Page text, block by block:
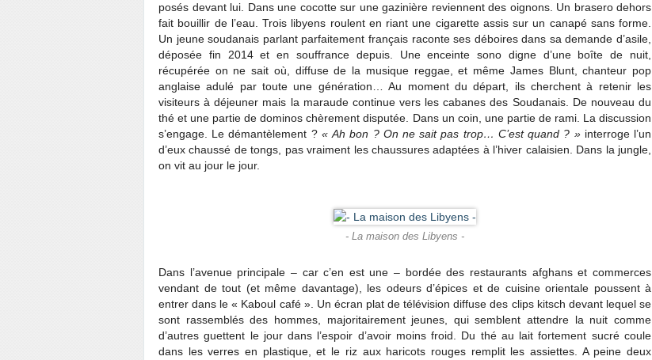
posés devant lui. Dans une cocotte sur une gazinière reviennent des oignons. Un brasero dehors
fait bouillir de l’eau. Trois libyens roulent en riant une cigarette assis sur un canapé sans forme.
Un jeune soudanais parlant parfaitement français raconte ses déboires dans sa demande d’asile,
déposée fin 2014 et en souffrance depuis. Une enceinte sono digne d’une boîte de nuit,
récupérée on ne sait où, diffuse de la musique reggae, et même James Blunt, chanteur pop
anglaise adulé par toute une génération… Au moment du départ, ils cherchent à retenir les
visiteurs à déjeuner mais la maraude continue vers les cabanes des Soudanais. De nouveau du
thé et une partie de dominos chèrement disputée. Dans un coin, une partie de rami. La discussion
s’engage. Le démantèlement ? « Ah bon ? On ne sait pas trop… C’est quand ? »interroge l’un
d’eux chaussé de tongs, pas vraiment les chaussures adaptées à l’hiver calaisien. Dans la jungle,
on vit au jour le jour.
- La maison des Libyens -
Dans l’avenue principale – car c’en est une – bordée des restaurants afghans et commerces
vendant de tout (et même davantage), les odeurs d’épices et de cuisine orientale poussent à
entrer dans le « Kaboul café ». Un écran plat de télévision diffuse des clips kitsch devant lequel se
sont rassemblés des hommes, majoritairement jeunes, qui semblent attendre la nuit comme
d’autres guettent le jour dans l’espoir d’avoir moins froid. Du thé au lait fortement sucré coule
dans les verres en plastique, et le riz aux haricots rouges remplit les assiettes. A peine deux